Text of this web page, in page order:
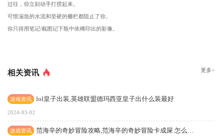
过往，你立刻动手打捞起来。
可惜湍急的水流和坚硬的栅栏都阻止了你。
你只得用笔记/截图记下瓶中依稀印出的影像。
相关资讯 更多>
游戏资讯 lol皇子出装,英雄联盟德玛西亚皇子出什么装最好
2024-03-02
游戏资讯 范海辛的奇妙冒险攻略,范海辛的奇妙冒险卡成屎 怎么破！